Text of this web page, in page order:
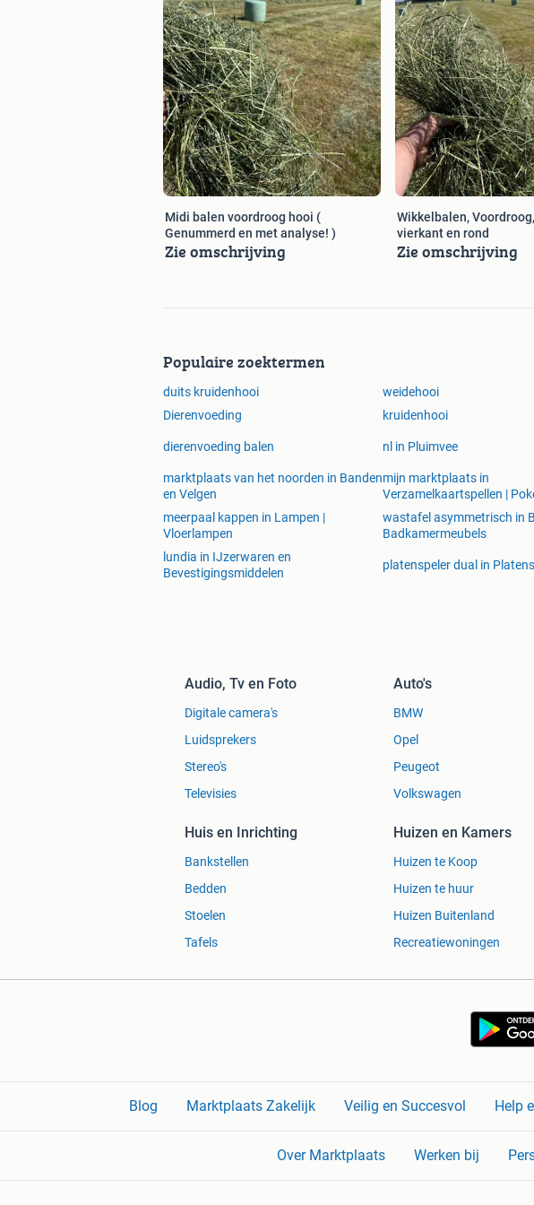
- 20/30 kg kleine balen weidehooi. gebundeld in 14/21
- 300/500 kg balen groot weidehooi
Duits weide/kruidenhooi met analyse beschikbaar in,
- 350/420 kg balen groot weidehooi.
- 20kg in overleg.
We testen de partijen per vracht en hebben een ruime
Ook onder de 8%. In verschillende structuren, geur en kleur.
- Dus neem gerust contact op voor meer informatie! Voor
Midi balen voordroog hooi (
Genummerd en met analyse! )
Zie omschrijving
Wikkelbalen,
vierkant en rond
Zie omschrijving
Populaire zoektermen
duits kruidenhooi weidehooi
Dierenvoeding
kruidenhooi
dierenvoeding balen nl in Pluimvee
marktplaats van het noorden in Banden
en Velgen
mijn marktplaats in
Verzamelkaartspellen |
meerpaal kappen in Lampen |
Vloerlampen
wastafel asymmetrisch in
Badkamermeubels
lundia in IJzerwaren en
Bevestigingsmiddelen
platenspeler dual in
Audio, Tv en Foto
Digitale camera's
Luidsprekers
Stereo's
Televisies
Auto's
BMW
Opel
Peugeot
Volkswagen
Huis en Inrichting
Bankstellen
Bedden
Stoelen
Tafels
Huizen en Kamers
Huizen te Koop
Huizen te huur
Huizen Buitenland
Recreatiewoningen
Blog Marktplaats Zakelijk Veilig en Succesvol Help
Over Marktplaats Werken bij